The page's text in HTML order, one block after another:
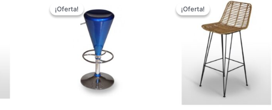
€.
¡Oferta!
¡Oferta!
original
era:
83,00 €.
¡Oferta!
¡Oferta!
original
era:
138,00 €.
precio
actual
es: